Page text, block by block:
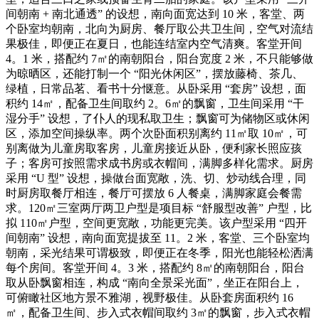
间朝南 + 南北通透” 的设想，南向面宽达到 10 米，客堂、两
个卧室均朝南，北向为厨房、餐厅取公共卫生间，空气对流结
果极佳，即便正在夏日，也能连结室内空气清爽。客堂开间
4。1 米，搭配约 7㎡的南朝阳台，阳台宽度 2 米，不只能够做
为晾晒区，还能打制一个 “阳光休闲区”，摆放藤椅、茶几、
绿植，日常品茗、看书十分惬意。从卧采用 “套房” 设想，面
积约 14㎡，配备卫生间取约 2。6㎡的飘窗，卫生间采用 “干
湿分手” 设想，了仆人的现私取卫生；飘窗可为储物区或休闲
区，添加空间操纵率。两个次卧面积别离约 11㎡取 10㎡，可
别离做为儿童房取客房，儿童房接近从卧，便利家长照应孩
子；客房可按照需求成书房或衣帽间，满脚多样化需求。厨房
采用 “U 型” 设想，操做台面宽敞，洗、切、炒动线合理，同
时厨房取餐厅相连，餐厅可摆放 6 人餐桌，满脚家庭会餐需
求。120㎡三室两厅两卫户型是项目标 “舒服型改善” 户型，比
拟 110㎡户型，空间更宽敞，功能更完美。该户型采用 “四开
间朝南” 设想，南向面宽提拔至 11。2 米，客堂、三个卧室均
朝南，采光结果可谓极致，即便正在冬季，阳光也能轻松洒满
每个房间。客堂开间 4。3 米，搭配约 8㎡的南朝阳台，阳台
取从卧飘窗相连，构成 “南向全景采光面”，坐正在阳台上，
可俯瞰社区地方景不雅湖，视野极佳。从卧套房面积约 16
㎡，配备卫生间、步入式衣帽间取约 3㎡的飘窗，步入式衣帽